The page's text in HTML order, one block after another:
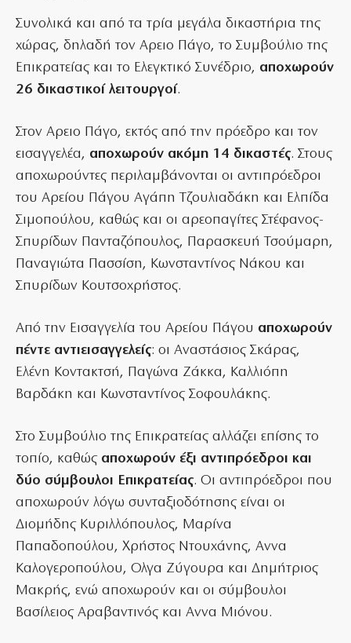
Συνολικά και από τα τρία μεγάλα δικαστήρια της
χώρας, δηλαδή τον Αρειο Πάγο, το Συμβούλιο της
Επικρατείας και το Ελεγκτικό Συνέδριο, αποχωρούν
26 δικαστικοί λειτουργοί.
Στον Αρειο Πάγο, εκτός από την πρόεδρο και τον
εισαγγελέα, αποχωρούν ακόμη 14 δικαστές. Στους
αποχωρούντες περιλαμβάνονται οι αντιπρόεδροι
του Αρείου Πάγου Αγάπη Τζουλιαδάκη και Ελπίδα
Σιμοπούλου, καθώς και οι αρεοπαγίτες Στέφανος-
Σπυρίδων Πανταζόπουλος, Παρασκευή Τσούμαρη,
Παναγιώτα Πασσίση, Κωνσταντίνος Νάκου και
Σπυρίδων Κουτσοχρήστος.
Από την Εισαγγελία του Αρείου Πάγου αποχωρούν
πέντε αντιεισαγγελείς: οι Αναστάσιος Σκάρας,
Ελένη Κοντακτσή, Παγώνα Ζάκκα, Καλλιόπη
Βαρδάκη και Κωνσταντίνος Σοφουλάκης.
Στο Συμβούλιο της Επικρατείας αλλάζει επίσης το
τοπίο, καθώς αποχωρούν έξι αντιπρόεδροι και
δύο σύμβουλοι Επικρατείας. Οι αντιπρόεδροι που
αποχωρούν λόγω συνταξιοδότησης είναι οι
Διομήδης Κυριλλόπουλος, Μαρίνα
Παπαδοπούλου, Χρήστος Ντουχάνης, Αννα
Καλογεροπούλου, Ολγα Ζύγουρα και Δημήτριος
Μακρής, ενώ αποχωρούν και οι σύμβουλοι
Βασίλειος Αραβαντινός και Αννα Μιόνου.